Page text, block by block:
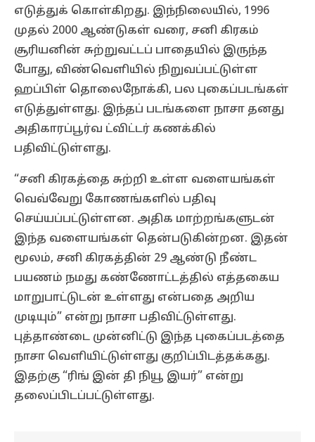
எடுத்துக் கொள்கிறது. இந்நிலையில், 1996
முதல் 2000 ஆண்டுகள் வரை, சனி கிரகம்
சூரியனின் சுற்றுவட்டப் பாதையில் இருந்த
போது, விண்வெளியில் நிறுவப்பட்டுள்ள
ஹப்பிள் தொலைநோக்கி, பல புகைப்படங்கள்
எடுத்துள்ளது. இந்தப் படங்களை நாசா தனது
அதிகாரப்பூர்வ ட்விட்டர் கணக்கில்
பதிவிட்டுள்ளது.
“சனி கிரகத்தை சுற்றி உள்ள வளையங்கள்
வெவ்வேறு கோணங்களில் பதிவு
செய்யப்பட்டுள்ளன. அதிக மாற்றங்களுடன்
இந்த வளையங்கள் தென்படுகின்றன. இதன்
மூலம், சனி கிரகத்தின் 29 ஆண்டு நீண்ட
பயணம் நமது கண்ணோட்டத்தில் எத்தகைய
மாறுபாட்டுடன் உள்ளது என்பதை அறிய
முடியும்” என்று நாசா பதிவிட்டுள்ளது.
புத்தாண்டை முன்னிட்டு இந்த புகைப்படத்தை
நாசா வெளியிட்டுள்ளது குறிப்பிடத்தக்கது.
இதற்கு “ரிங் இன் தி நியூ இயர்” என்று
தலைப்பிடப்பட்டுள்ளது.